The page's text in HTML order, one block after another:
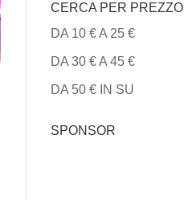
CERCA PER PREZZO
DA 10 € A 25 €
DA 30 € A 45 €
DA 50 € IN SU
SPONSOR